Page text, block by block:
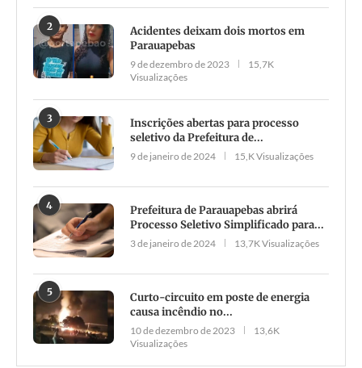
2
Acidentes deixam dois mortos em
Parauapebas
9 de dezembro de 2023
15,7K
Visualizações
3
Inscrições abertas para processo
seletivo da Prefeitura de...
9 de janeiro de 2024 15,K Visualizações
4
Prefeitura de Parauapebas abrirá
Processo Seletivo Simplificado para...
3 de janeiro de 2024 13,7K Visualizações
5
Curto-circuito em poste de energia
causa incêndio no...
10 de dezembro de 2023
13,6K
Visualizações